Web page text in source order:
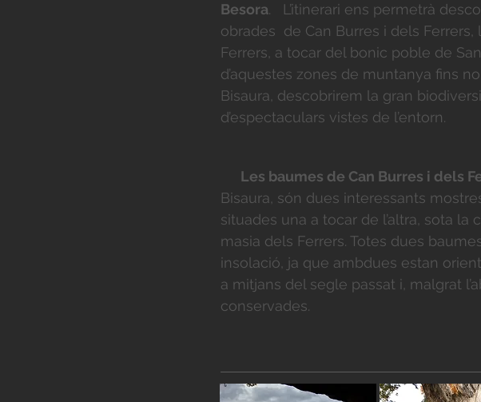
Besora. L’itinerari ens permetrà
obrades de Can Burres i dels
Ferrers, a tocar del bonic poble de
d’aquestes zones de muntanya fins
Bisaura, descobrirem la gran
d’espectaculars vistes de l’entorn.
Les baumes de Can Burres i dels
Bisaura, són dues interessants
situades una a tocar de l’altra, sota
masia dels Ferrers. Totes dues
insolació, ja que ambdues estan
a mitjans del segle passat i, malgrat
conservades.